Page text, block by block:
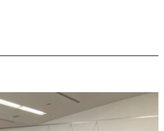
出関係
手続き